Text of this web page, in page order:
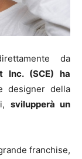
da
Inc. (SCE) ha
designer della
svilupperà un
franchise,